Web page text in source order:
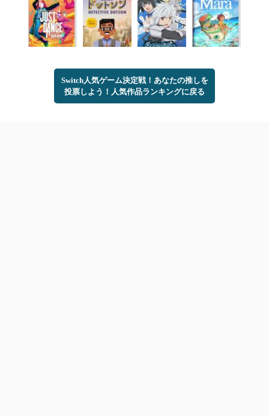
Switch人気ゲーム決定戦！あなたの推しを
投票しよう！人気作品ランキングに戻る